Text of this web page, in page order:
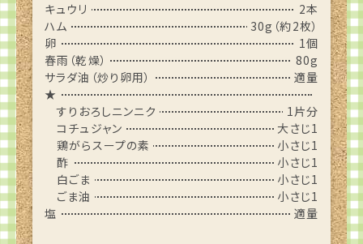
キュウリ
2本
ハム
30g（約2枚）
卵
1個
春雨（乾燥）
80g
サラダ油（炒り卵用）
適量
★
すりおろしニンニク
1片分
コチュジャン
大さじ1
鶏がらスープの素
小さじ1
酢
小さじ1
白ごま
小さじ1
ごま油
小さじ1
塩
適量